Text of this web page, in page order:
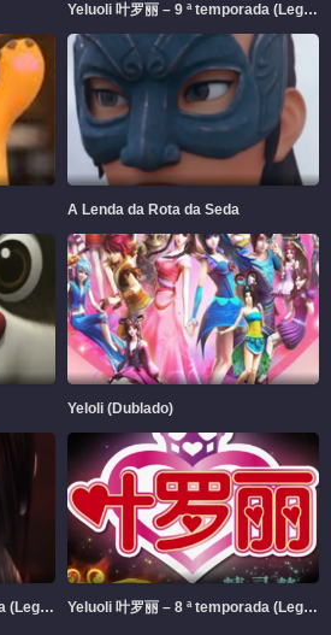
Yeluoli 叶罗丽 – 9 ª temporada (Legendado)
A Lenda da Rota da Seda
Yeloli (Dublado)
Yeluoli 叶罗丽 – 1 ª temporada (Legendado) Yeluoli 叶罗丽 – 8 ª temporada (Legendado)